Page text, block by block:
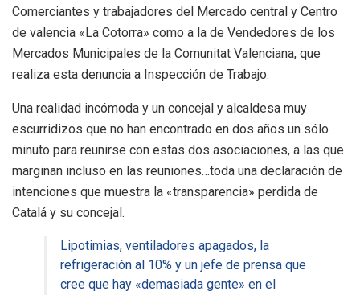
Comerciantes y trabajadores del Mercado central y Centro
de valencia «La Cotorra» como a la de Vendedores de los
Mercados Municipales de la Comunitat Valenciana, que
realiza esta denuncia a Inspección de Trabajo.
Una realidad incómoda y un concejal y alcaldesa muy
escurridizos que no han encontrado en dos años un sólo
minuto para reunirse con estas dos asociaciones, a las que
marginan incluso en las reuniones…toda una declaración de
intenciones que muestra la «transparencia» perdida de
Catalá y su concejal.
Lipotimias, ventiladores apagados, la
refrigeración al 10% y un jefe de prensa que
cree que hay «demasiada gente» en el